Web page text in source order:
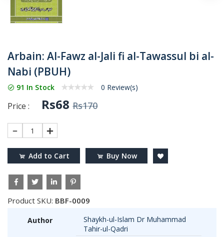
Arbain: Al-Fawz al-Jali fi al-Tawassul bi al-
Nabi (PBUH)
91 In Stock 0 Review(s)
Price : Rs68 Rs170
1
Add to Cart Buy Now
Product SKU: BBF-0009
Author
Shaykh-ul-Islam Dr Muhammad
Tahir-ul-Qadri